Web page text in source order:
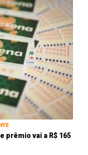
prêmio vai a R$ 165